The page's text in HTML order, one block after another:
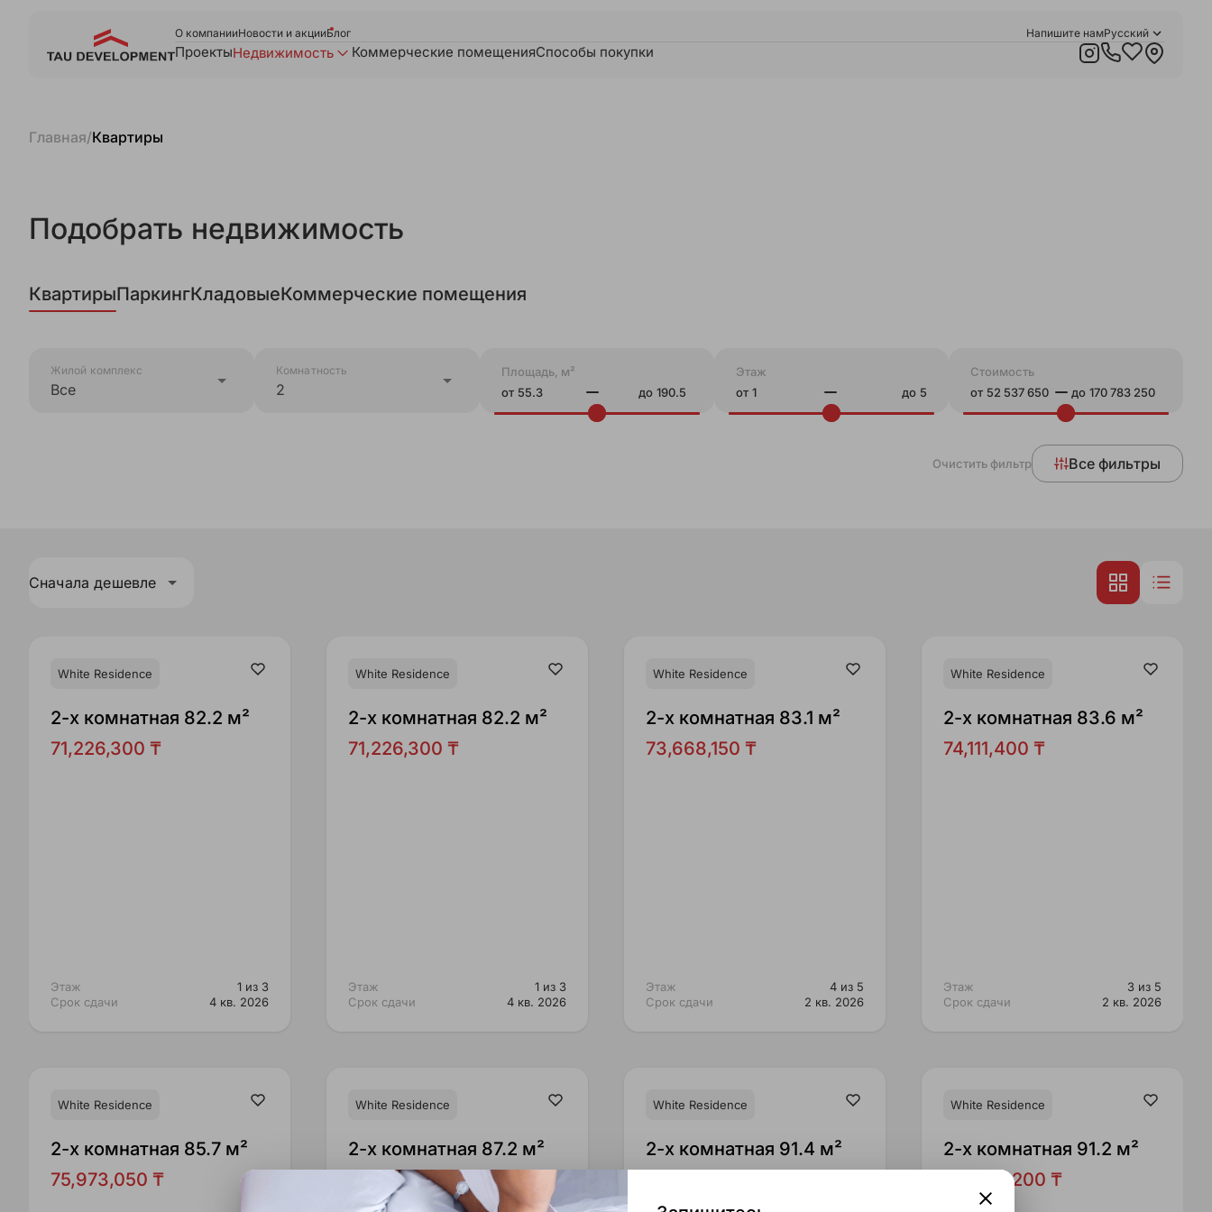
О компанииНовости и акцииБлог Напишите намРусский
ПроектыНедвижимость Коммерческие помещенияСпособы покупки
Главная/Квартиры
Подобрать недвижимость
КвартирыПаркингКладовыеКоммерческие помещения
Жилой комплекс
Все
Комнатность
2
Площадь, м²
от
до
Этаж
от
до
Стоимость
от
до
Очистить фильтр Все фильтры
Сначала дешевле
White Residence
2-x комнатная 82.2 м²
71,226,300 ₸
Этаж
1 из 3
Срок сдачи
4 кв. 2026
White Residence
2-x комнатная 82.2 м²
71,226,300 ₸
Этаж
1 из 3
Срок сдачи
4 кв. 2026
White Residence
2-x комнатная 83.1 м²
73,668,150 ₸
Этаж
4 из 5
Срок сдачи
2 кв. 2026
White Residence
2-x комнатная 83.6 м²
74,111,400 ₸
Этаж
3 из 5
Срок сдачи
2 кв. 2026
White Residence
2-x комнатная 85.7 м²
75,973,050 ₸
White Residence
2-x комнатная 87.2 м²
77,302,800 ₸
White Residence
2-x комнатная 91.4 м²
White Residence
2-x комнатная 91.2 м²
80,803,200 ₸